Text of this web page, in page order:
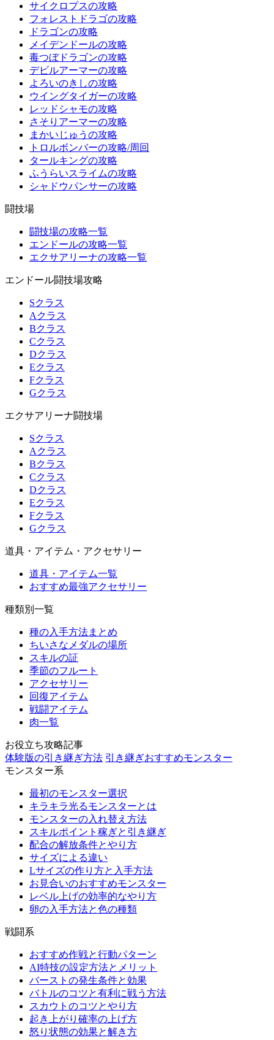
サイクロプスの攻略
フォレストドラゴの攻略
ドラゴンの攻略
メイデンドールの攻略
毒つぼドラゴンの攻略
デビルアーマーの攻略
よろいのきしの攻略
ウイングタイガーの攻略
レッドシャモの攻略
さそりアーマーの攻略
まかいじゅうの攻略
トロルボンバーの攻略/周回
タールキングの攻略
ふうらいスライムの攻略
シャドウパンサーの攻略
闘技場
闘技場の攻略一覧
エンドールの攻略一覧
エクサアリーナの攻略一覧
エンドール闘技場攻略
Sクラス
Aクラス
Bクラス
Cクラス
Dクラス
Eクラス
Fクラス
Gクラス
エクサアリーナ闘技場
Sクラス
Aクラス
Bクラス
Cクラス
Dクラス
Eクラス
Fクラス
Gクラス
道具・アイテム・アクセサリー
道具・アイテム一覧
おすすめ最強アクセサリー
種類別一覧
種の入手方法まとめ
ちいさなメダルの場所
スキルの証
季節のフルート
アクセサリー
回復アイテム
戦闘アイテム
肉一覧
お役立ち攻略記事
体験版の引き継ぎ方法 引き継ぎおすすめモンスター
モンスター系
最初のモンスター選択
キラキラ光るモンスターとは
モンスターの入れ替え方法
スキルポイント稼ぎと引き継ぎ
配合の解放条件とやり方
サイズによる違い
Lサイズの作り方と入手方法
お見合いのおすすめモンスター
レベル上げの効率的なやり方
卵の入手方法と色の種類
戦闘系
おすすめ作戦と行動パターン
AI特技の設定方法とメリット
バーストの発生条件と効果
バトルのコツと有利に戦う方法
スカウトのコツとやり方
起き上がり確率の上げ方
怒り状態の効果と解き方